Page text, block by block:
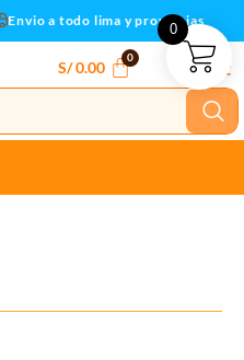
Envio a todo lima y provincias
S/0.00
0